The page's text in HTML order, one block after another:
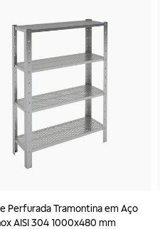
Perfurada Tramontina em Aço
AISI 304 1000x480 mm